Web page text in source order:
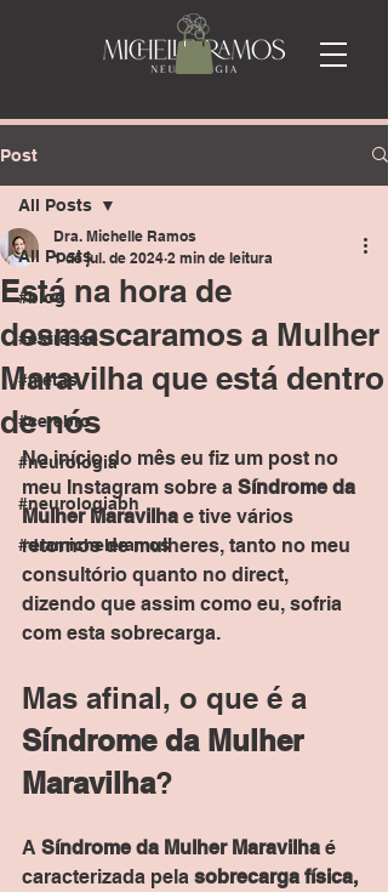
Post
All Posts
#blog
#estresse
#metas
#cerebro
#neurologia
#neurologiabh
#dramicheleramos
All Posts
Está na hora de
desmascaramos a Mulher
Maravilha que está dentro
de nós
Dra. Michelle Ramos
1 de jul. de 2024 2 min de leitura
No início do mês eu fiz um post no
meu Instagram sobre a Síndrome da
Mulher Maravilha e tive vários
retornos de mulheres, tanto no meu
consultório quanto no direct,
dizendo que assim como eu, sofria
com esta sobrecarga.
Mas afinal, o que é a
Síndrome da Mulher
Maravilha?
A Síndrome da Mulher Maravilha é
caracterizada pela sobrecarga física,